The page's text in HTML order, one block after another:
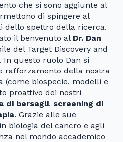
che si sono aggiunte al
di spingere al
dello spettro della ricerca.
il benvenuto al Dr. Dan
del Target Discovery and
In questo ruolo Dan si
rafforzamento della nostra
biospecie, modelli e
proattivo dei nostri
di bersagli, screening di
. Grazie alle sue
biologia del cancro e agli
nel mondo accademico